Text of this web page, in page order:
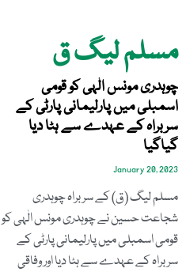
مسلم لیگ ق
چوہدری مونس الٰہی کو قومی
اسمبلی میں پارلیمانی پارٹی کے
سربراہ کے عہدے سے ہٹا دیا
گیاگیا
January 20, 2023
مسلم لیگ (ق) کے سربراہ چوہدری
شجاعت حسین نے چوہدری مونس الٰہی کو
قومی اسمبلی میں پارلیمانی پارٹی کے
سربراہ کے عہدے سے ہٹا دیا اور وفاقی